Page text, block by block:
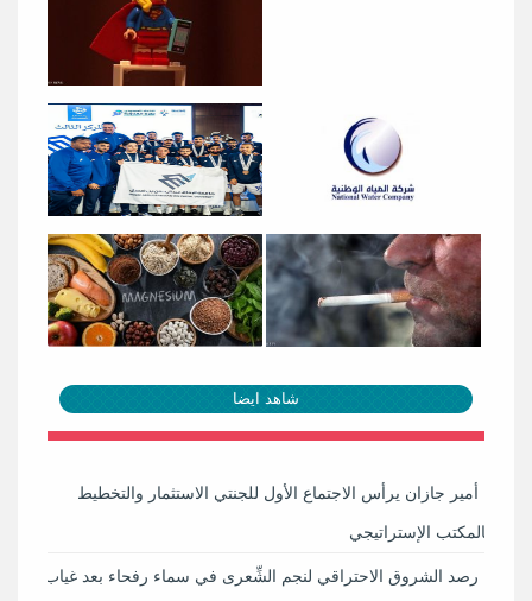
شاهد ايضا
أمير جازان يرأس الاجتماع الأول للجنتي الاستثمار والتخطيط
بالمكتب الإستراتيجي
رصد الشروق الاحتراقي لنجم الشِّعرى في سماء رفحاء بعد غياب